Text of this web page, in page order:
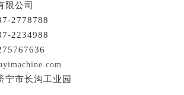
限公司
2778788
2234988
宁市长沟工业园